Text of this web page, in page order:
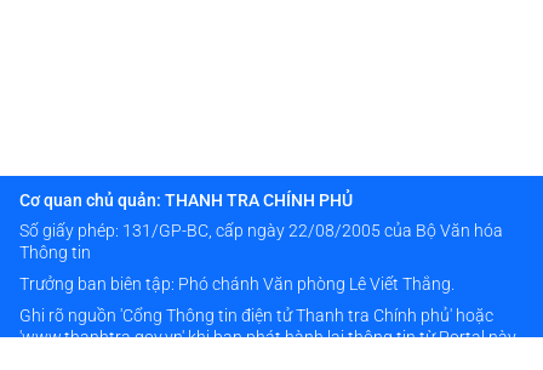
Cơ quan chủ quản: THANH TRA CHÍNH PHỦ
Số giấy phép: 131/GP-BC, cấp ngày 22/08/2005 của Bộ Văn hóa
Thông tin
Trưởng ban biên tập: Phó chánh Văn phòng Lê Viết Thắng.
Ghi rõ nguồn 'Cổng Thông tin điện tử Thanh tra Chính phủ' hoặc
'www.thanhtra.gov.vn' khi bạn phát hành lại thông tin từ Portal này.